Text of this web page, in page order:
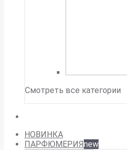
Смотреть все категории
НОВИНКА
ПАРФЮМЕРИЯnew